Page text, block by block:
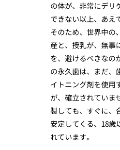
の体が、非常にデリ
できない以上、あえ
そのため、世界中の
産と、授乳が、無事
を、避けるべきなの
の永久歯は、まだ、
イトニング剤を使用
が、確立されていま
製しても、すぐに、
安定してくる、18歳
れています。